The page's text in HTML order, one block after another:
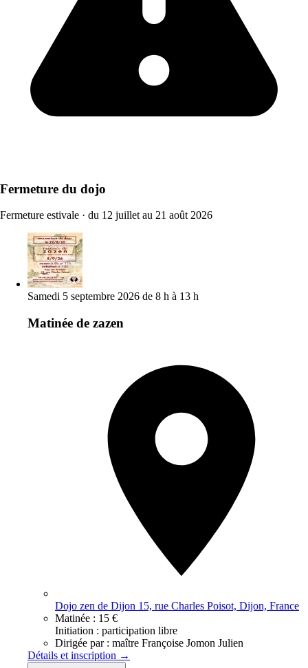
Fermeture du dojo
Fermeture estivale · du 12 juillet au 21 août 2026
Samedi 5 septembre 2026 de 8 h à 13 h
Matinée de zazen
Dojo zen de Dijon 15, rue Charles Poisot, Dijon, France
Matinée : 15 €
Initiation : participation libre
Dirigée par : maître Françoise Jomon Julien
Détails et inscription →